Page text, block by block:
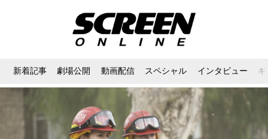
新着記事 劇場公開 動画配信 スペシャル インタビュー